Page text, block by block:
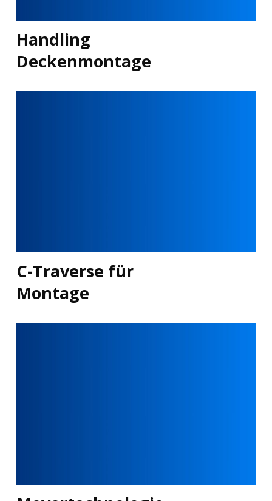
Handling
Deckenmontage
C-Traverse für
Montage